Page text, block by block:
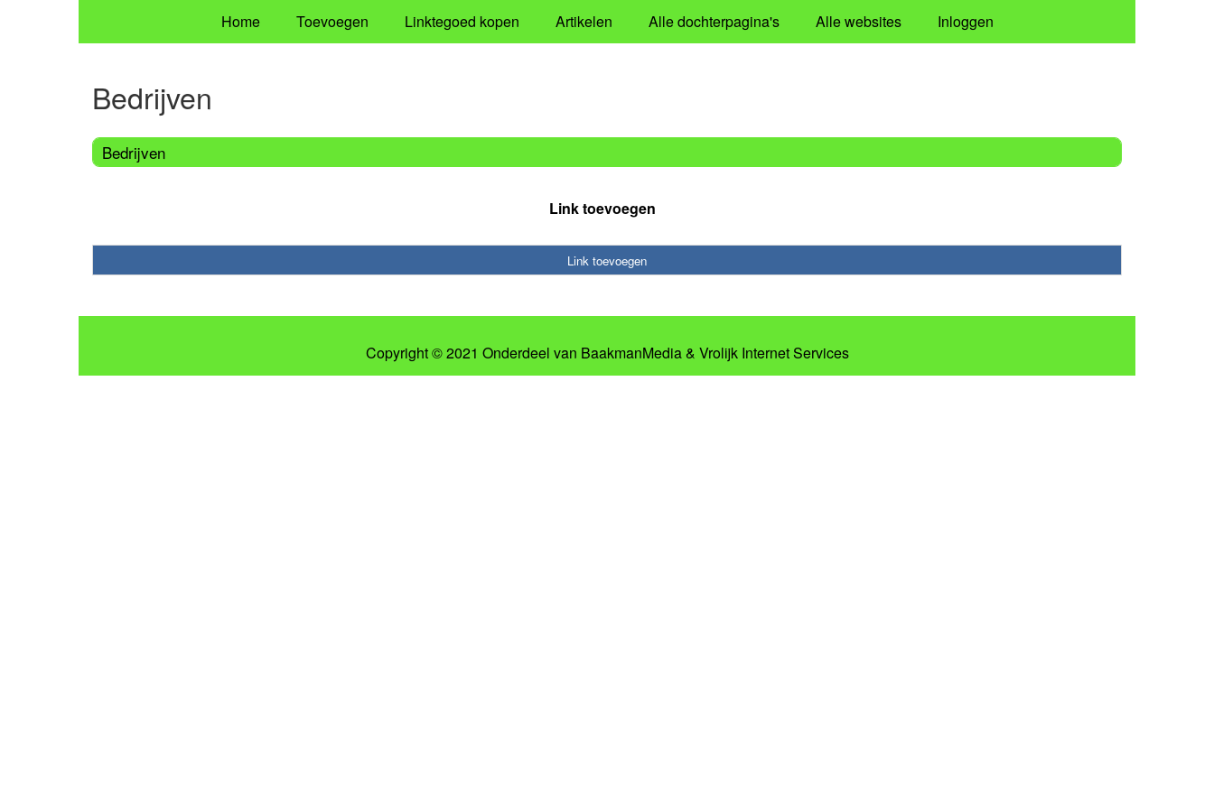
Home Toevoegen Linktegoed kopen Artikelen Alle dochterpagina's Alle websites Inloggen
Bedrijven
Bedrijven
Link toevoegen
Link toevoegen
Copyright © 2021 Onderdeel van BaakmanMedia& Vrolijk Internet Services